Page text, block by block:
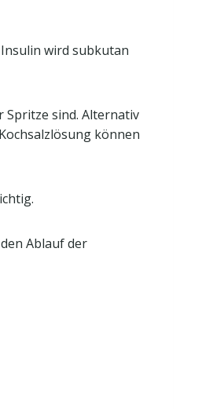
wird subkutan
Spritze sind. Alternativ
können
Ablauf der